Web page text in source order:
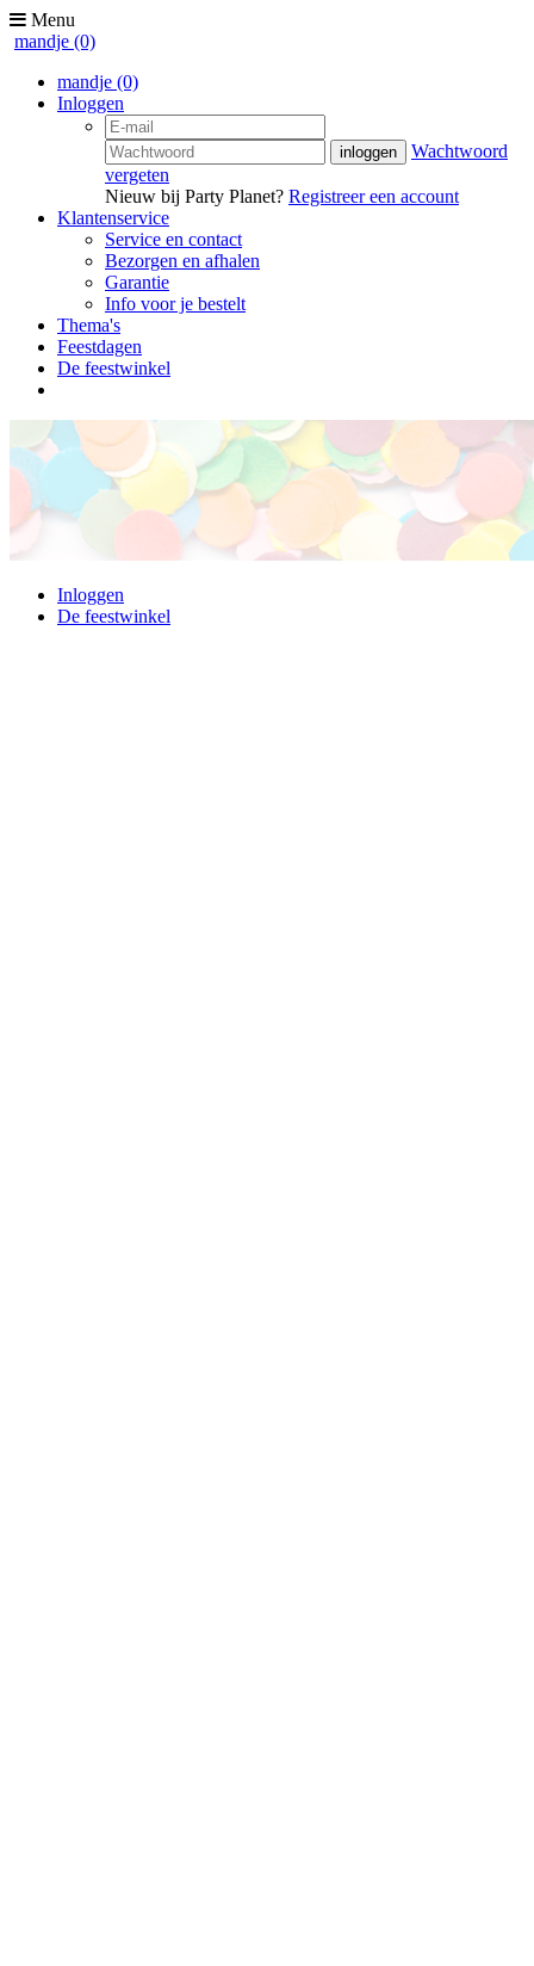
Menu
mandje (0)
mandje (0)
Inloggen
Wachtwoord
vergeten
Nieuw bij Party Planet? Registreer een account
Klantenservice
Service en contact
Bezorgen en afhalen
Garantie
Info voor je bestelt
Thema's
Feestdagen
De feestwinkel
Inloggen
De feestwinkel